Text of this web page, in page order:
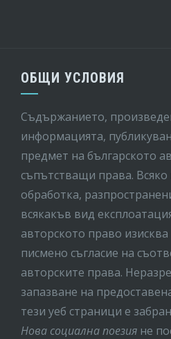
ОБЩИ УСЛОВИЯ
Съдържанието,
информацията,
предмет на бългaрското
съпътстващи права.
обработка,
всякакъв вид
авторското право
писмено съгласие на
авторските права.
запазване на
тези уеб страници е
Нова социална поезия не